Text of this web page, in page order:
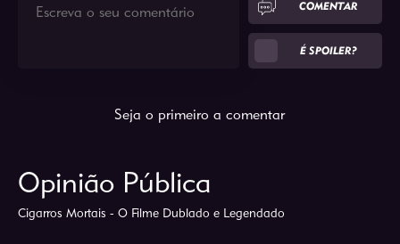
COMENTAR
É SPOILER?
Seja o primeiro a comentar
Opinião Pública
Cigarros Mortais - O Filme Dublado e Legendado